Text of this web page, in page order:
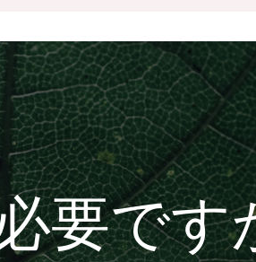
要です